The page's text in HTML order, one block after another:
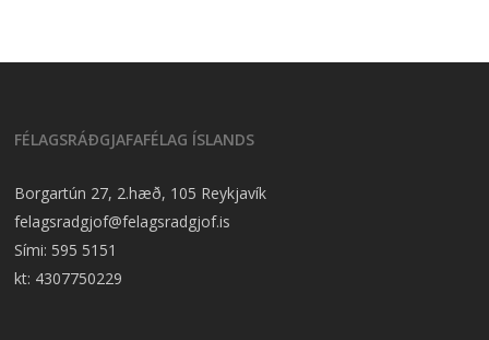
FÉLAGSRÁÐGJAFAFÉLAG ÍSLANDS
Borgartún 27, 2.hæð, 105 Reykjavík
felagsradgjof@felagsradgjof.is
Sími: 595 5151
kt: 4307750229